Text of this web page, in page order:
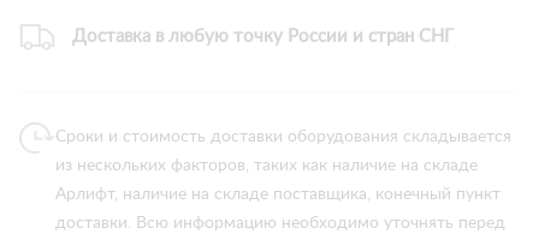
Доставка в любую точку России и стран СНГ
Сроки и стоимость доставки оборудования складывается
из нескольких факторов, таких как наличие на складе
Арлифт, наличие на складе поставщика, конечный пункт
доставки. Всю информацию необходимо уточнять перед